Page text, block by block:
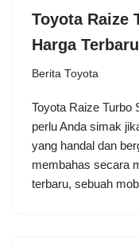
Toyota Raize
Harga
Berita Toyota
Toyota Raize Turbo
perlu Anda simak
yang handal dan
membahas secara
terbaru, sebuah